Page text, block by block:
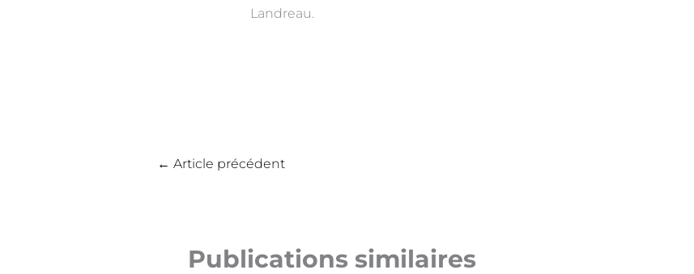
Landreau.
← Article précédent
Publications similaires